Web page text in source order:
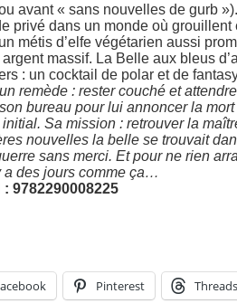
avant « sans nouvelles de gurb »).
privé dans un monde où
métis d’elfe végétarien aussi
massif. La Belle aux bleus
: un cocktail de polar et de
remède : rester couché et
bureau pour lui annoncer la mort
Sa mission : retrouver la
nouvelles la belle se trouvait
sans merci. Et pour ne rien
a des jours comme ça…
: 9782290008225
Pinterest Threads